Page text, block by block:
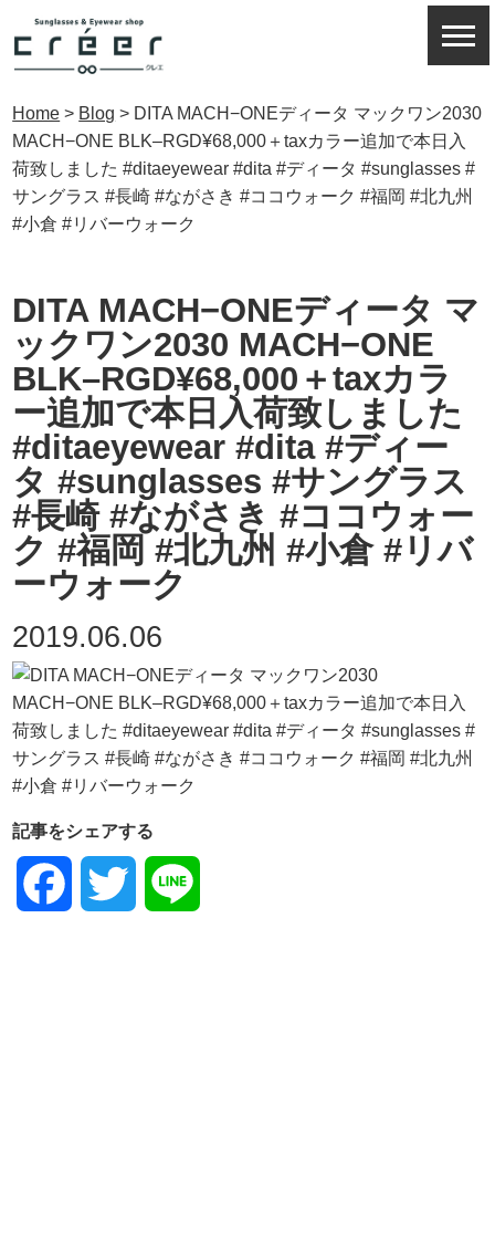
Home > Blog > DITA MACH−ONEディータ マックワン2030
MACH−ONE BLK–RGD¥68,000＋taxカラー追加で本日入
荷致しました️ #ditaeyewear #dita #ディータ #sunglasses #
サングラス #長崎 #ながさき #ココウォーク #福岡 #北九州
#小倉 #リバーウォーク
DITA MACH−ONEディータ マ
ックワン2030 MACH−ONE
BLK–RGD¥68,000＋taxカラ
ー追加で本日入荷致しました️
#ditaeyewear #dita #ディー
タ #sunglasses #サングラス
#長崎 #ながさき #ココウォー
ク #福岡 #北九州 #小倉 #リバ
ーウォーク
2019.06.06
記事をシェアする
Facebook Twitter